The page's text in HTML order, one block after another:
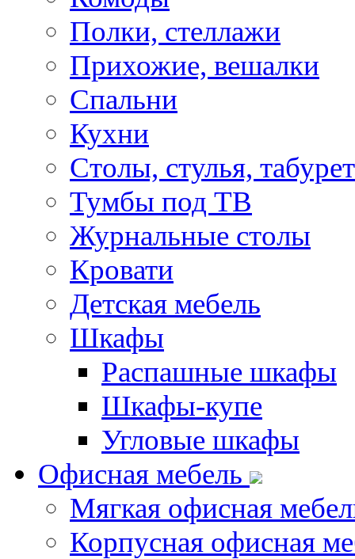
Полки, стеллажи
Прихожие, вешалки
Спальни
Кухни
Столы, стулья,
Тумбы под ТВ
Журнальные столы
Кровати
Детская мебель
Шкафы
Распашные шкафы
Шкафы-купе
Угловые шкафы
Офисная мебель
Мягкая офисная
Корпусная офисная